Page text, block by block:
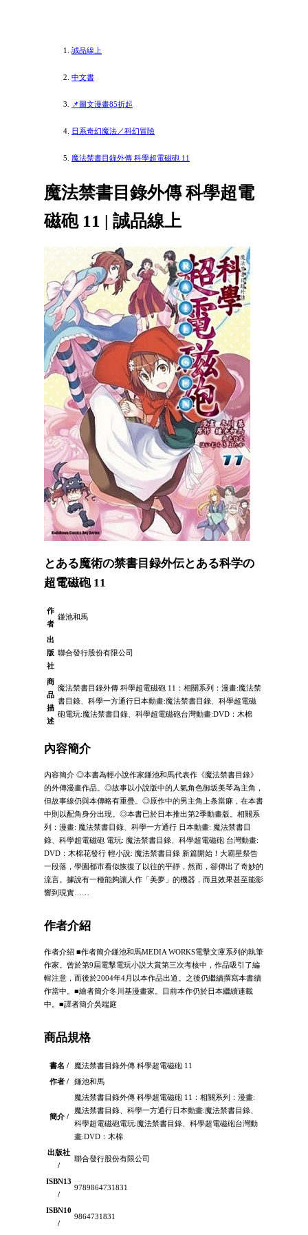
誠品線上
中文書
📌圖文漫畫85折起
日系奇幻魔法／科幻冒險
魔法禁書目錄外傳 科學超電磁砲 11
魔法禁書目錄外傳 科學超電
磁砲 11 | 誠品線上
とある魔術の禁書目録外伝とある科学の
超電磁砲 11
作
者
鎌池和馬
出
版
社
聯合發行股份有限公司
商
品
描
述
魔法禁書目錄外傳 科學超電磁砲 11：相關系列：漫畫:魔法禁
書目錄、科學一方通行日本動畫:魔法禁書目錄、科學超電磁
砲電玩:魔法禁書目錄、科學超電磁砲台灣動畫:DVD：木棉
內容簡介
內容簡介 ◎本書為輕小說作家鎌池和馬代表作《魔法禁書目錄》
的外傳漫畫作品。◎故事以小說版中的人氣角色御坂美琴為主角，
但故事線仍與本傳略有重疊。◎原作中的男主角上条當麻，在本書
中則以配角身分出現。◎本書已於日本推出第2季動畫版。相關系
列：漫畫: 魔法禁書目錄、科學一方通行 日本動畫: 魔法禁書目
錄、科學超電磁砲 電玩: 魔法禁書目錄、科學超電磁砲 台灣動畫:
DVD：木棉花發行 輕小說: 魔法禁書目錄 新篇開始！大霸星祭告
一段落，學園都市看似恢復了以往的平靜，然而，卻傳出了奇妙的
流言。據說有一種能夠讓人作「美夢」的機器，而且效果甚至能影
響到現實……
作者介紹
作者介紹 ■作者簡介鎌池和馬MEDIA WORKS電擊文庫系列的執筆
作家。曾於第9屆電撃電玩小説大賞第三次考核中，作品吸引了編
輯注意，而後於2004年4月以本作品出道。之後仍繼續撰寫本書續
作當中。■繪者簡介冬川基漫畫家。目前本作仍於日本繼續連載
中。■譯者簡介吳端庭
商品規格
書名 /
魔法禁書目錄外傳 科學超電磁砲 11
作者 /
鎌池和馬
簡介 /
魔法禁書目錄外傳 科學超電磁砲 11：相關系列：漫畫:
魔法禁書目錄、科學一方通行日本動畫:魔法禁書目錄、
科學超電磁砲電玩:魔法禁書目錄、科學超電磁砲台灣動
畫:DVD：木棉
出版社
/
聯合發行股份有限公司
ISBN13
/
9789864731831
ISBN10
/
9864731831